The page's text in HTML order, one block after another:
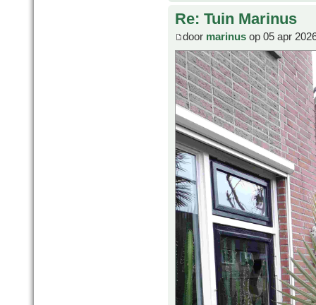
Re: Tuin Marinus
door marinus op 05 apr